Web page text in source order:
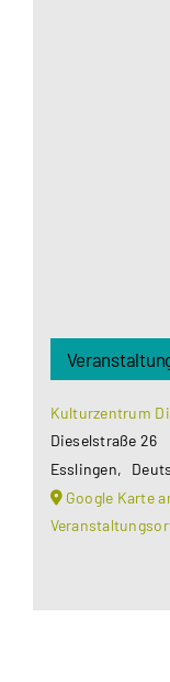
Kulturzentrum
Dieselstraße 26
Esslingen,
Google Karte